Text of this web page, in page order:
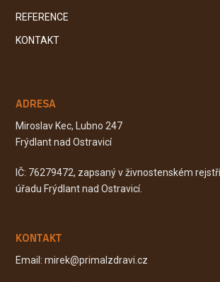
REFERENCE
KONTAKT
ADRESA
Miroslav Kec, Lubno 247
Frýdlant nad Ostravicí
IČ: 76279472, zapsaný v živnostenském
úřadu Frýdlant nad Ostravicí.
KONTAKT
Email: mirek@primalzdravi.cz